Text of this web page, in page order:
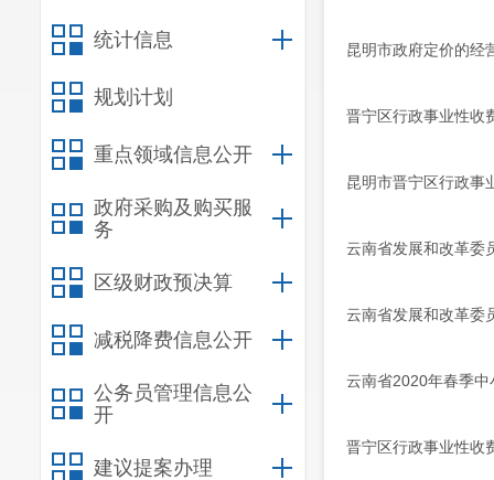
统计信息
规划计划
重点领域信息公开
政府采购及购买服
务
区级财政预决算
减税降费信息公开
公务员管理信息公
开
建议提案办理
昆明市政府定价的经
晋宁区行政事业性收
昆明市晋宁区行政事
云南省发展和改革委
云南省发展和改革委
云南省2020年春季
晋宁区行政事业性收